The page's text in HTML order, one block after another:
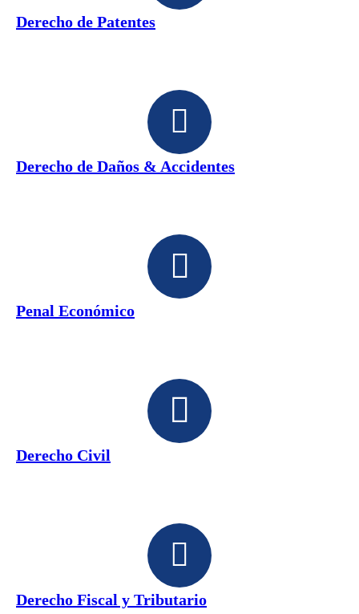
Derecho de Patentes
Derecho de Daños & Accidentes
Penal Económico
Derecho Civil
Derecho Fiscal y Tributario